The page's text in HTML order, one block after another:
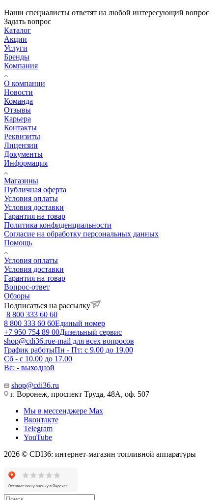
Наши специалисты ответят на любой интересующий вопрос
Задать вопрос
Каталог
Акции
Услуги
Бренды
Компания
О компании
Новости
Команда
Отзывы
Карьера
Контакты
Реквизиты
Лицензии
Документы
Информация
Магазины
Публичная оферта
Условия оплаты
Условия доставки
Гарантия на товар
Политика конфиденциальности
Согласие на обработку персональных данных
Помощь
Условия оплаты
Условия доставки
Гарантия на товар
Вопрос-ответ
Обзоры
Подписаться на рассылку
8 800 333 60 60
8 800 333 60 60Единый номер
+7 950 754 89 00Дизельный сервис
shop@cdi36.rue-mail для всех вопросов
График работыПн - Пт: с 9.00 до 19.00
Сб - с 10.00 до 17.00
Вс: - выходной
shop@cdi36.ru
г. Воронеж, проспект Труда, 48А, оф. 507
Мы в мессенджере Max
Вконтакте
Telegram
YouTube
2026 © CDI36: интернет-магазин топливной аппаратуры